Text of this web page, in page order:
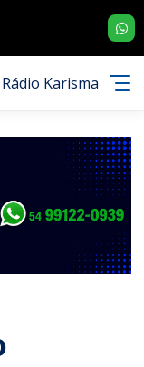
Dançando com
0939 WhatsApp
Rádio Karisma